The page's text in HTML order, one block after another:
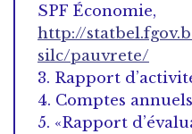
SPF Économie,
http://
silc/pauvrete/
3. Rapport
4. Comptes
5. «Rapport